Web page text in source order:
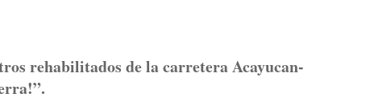
rehabilitados de la carretera Acayucan-